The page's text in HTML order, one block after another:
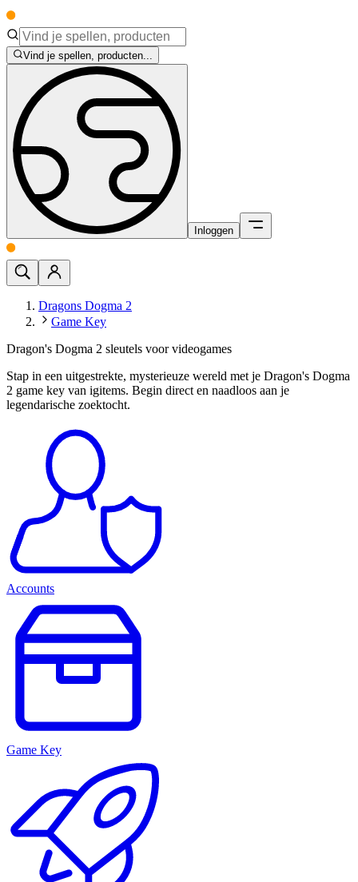
Vind je spellen, producten...
Inloggen
Dragons Dogma 2
Game Key
Dragon's Dogma 2 sleutels voor videogames
Stap in een uitgestrekte, mysterieuze wereld met je Dragon's Dogma
2 game key van igitems. Begin direct en naadloos aan je
legendarische zoektocht.
Accounts
Game Key